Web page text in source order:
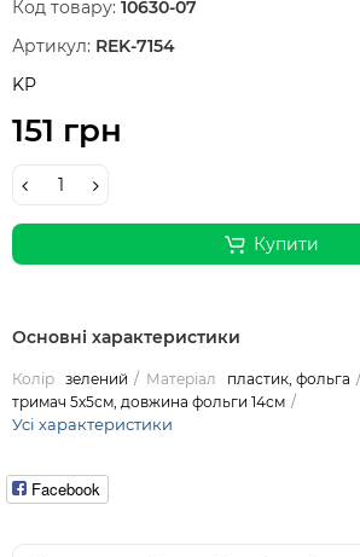
Код товару: 10630-07
Артикул: REK-7154
KP
151 грн
Купити
Основні характеристики
Колір зелений Матеріал пластик, фольга
тримач 5х5см, довжина фольги 14см
Усі характеристики
Facebook